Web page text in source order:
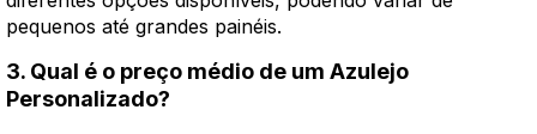
pequenos até grandes painéis.
3. Qual é o preço médio de um Azulejo
Personalizado?